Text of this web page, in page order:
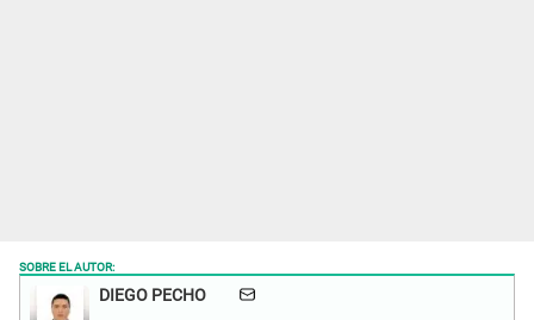
SOBRE EL AUTOR:
DIEGO PECHO